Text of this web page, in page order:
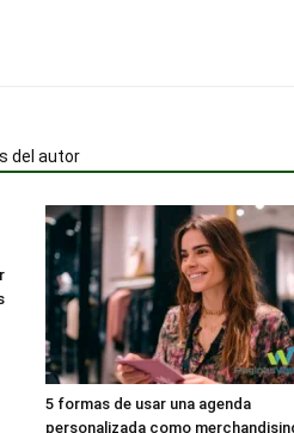
del autor
5 formas de usar una agenda
personalizada como